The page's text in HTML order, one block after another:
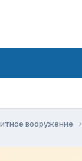
вооружение